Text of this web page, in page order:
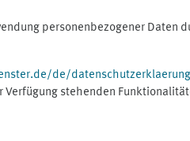
personenbezogener
de/
stehenden